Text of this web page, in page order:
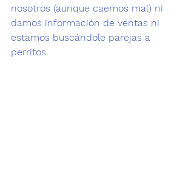
nosotros (aunque caemos mal) ni
damos información de ventas ni
estamos buscándole parejas a
perritos.